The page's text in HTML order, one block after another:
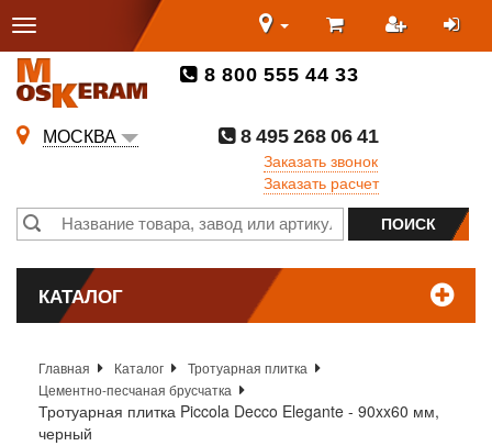
8 800 555 44 33
МОСКВА
8 495 268 06 41
Заказать звонок
Заказать расчет
КАТАЛОГ
Главная Каталог
Тротуарная плитка
Цементно-песчаная брусчатка
Тротуарная плитка Piccola Decco Elegante - 90xx60 мм,
черный